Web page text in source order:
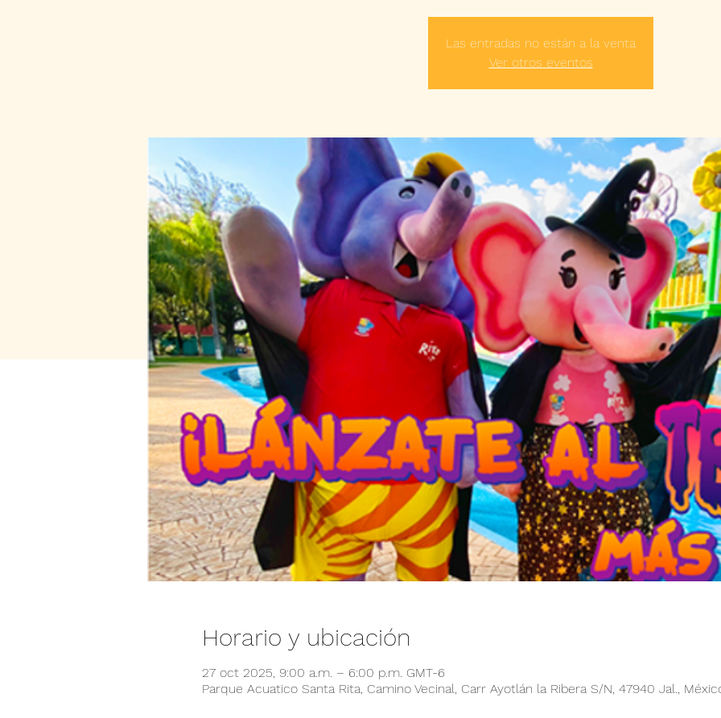
Las entradas no están a la venta
Ver otros eventos
Horario y ubicación
27 oct 2025, 9:00 a.m. – 6:00 p.m. GMT-6
Parque Acuatico Santa Rita, Camino Vecinal, Carr Ayotlán la Ribera S/N, 47940 Jal.,